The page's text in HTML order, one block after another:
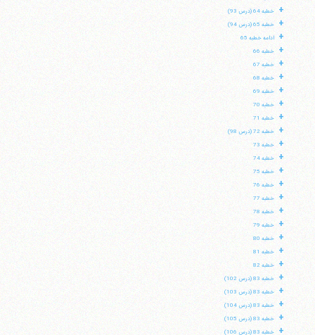
+ خطبه 64 (درس 93)
+ خطبه 65 (درس 94)
+ ادامه خطبه 65
+ خطبه 66
+ خطبه 67
+ خطبه 68
+ خطبه 69
+ خطبه 70
+ خطبه 71
+ خطبه 72 (درس 98)
+ خطبه 73
+ خطبه 74
+ خطبه 75
+ خطبه 76
+ خطبه 77
+ خطبه 78
+ خطبه 79
+ خطبه 80
+ خطبه 81
+ خطبه 82
+ خطبه 83 (درس 102)
+ خطبه 83 (درس 103)
+ خطبه 83 (درس 104)
+ خطبه 83 (درس 105)
+ خطبه 83 (درس 106)